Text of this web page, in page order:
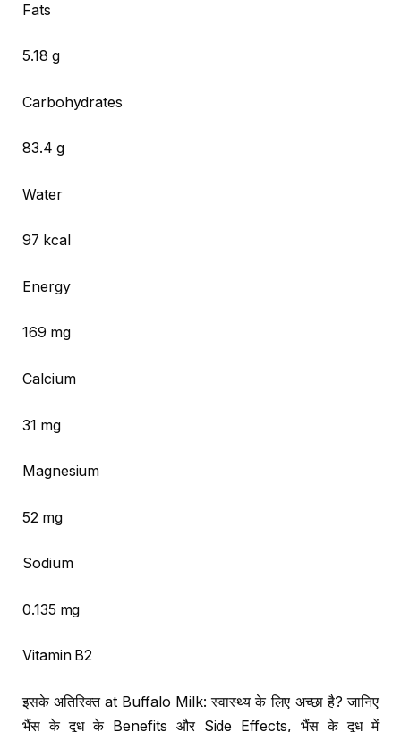
Fats
5.18 g
Carbohydrates
83.4 g
Water
97 kcal
Energy
169 mg
Calcium
31 mg
Magnesium
52 mg
Sodium
0.135 mg
Vitamin B2
इसके अतिरिक्त at Buffalo Milk: स्वास्थ्य के लिए अच्छा है? जानिए
भैंस के दूध के Benefits और Side Effects, भैंस के दूध में